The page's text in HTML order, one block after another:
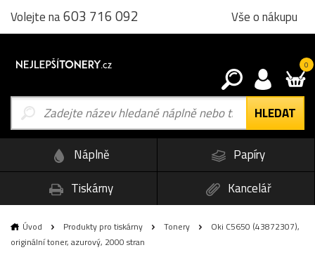
Volejte na603 716 092 Vše o nákupu
0
Náplně
Papíry
Tiskárny
Kancelář
Úvod Produkty pro tiskárny Tonery
Oki C5650 (43872307),
originální toner, azurový, 2000 stran